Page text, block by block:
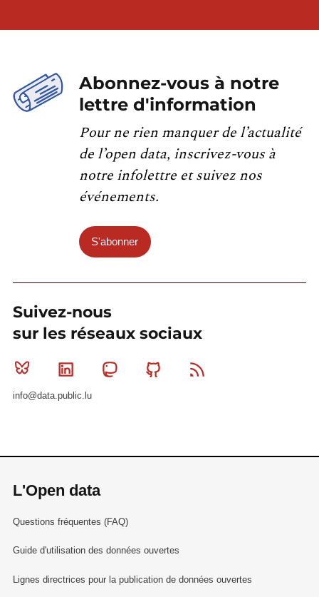
Abonnez-vous à notre
lettre d'information
Pour ne rien manquer de l’actualité
de l’open data, inscrivez-vous à
notre infolettre et suivez nos
événements.
S'abonner
Suivez-nous
sur les réseaux sociaux
Bluesky Linkedin MastodonGithub
info@data.public.lu
L'Open data
Questions fréquentes (FAQ)
Guide d'utilisation des données ouvertes
Lignes directrices pour la publication de données ouvertes